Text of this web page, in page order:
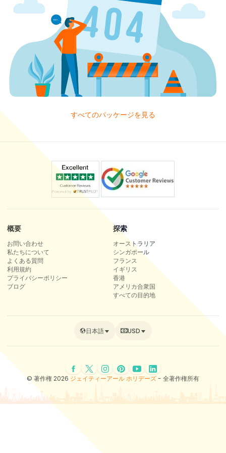
すべてのパッケージを見る
概要
お問い合わせ
私たちについて
よくある質問
利用規約
プライバシーポリシー
ブログ
探索
オーストラリア
シンガポール
フランス
イギリス
香港
アメリカ合衆国
すべての目的地
日本語 USD
© 著作権 2026 ジェイティーアール ホリデーズ- 全著作権所有